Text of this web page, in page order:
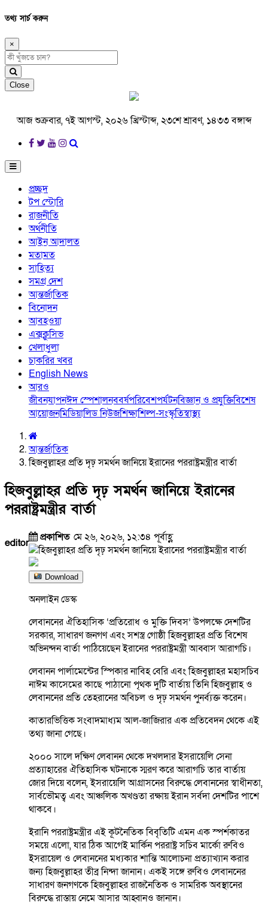
তথ্য সার্চ করুন
×
Close
আজ শুক্রবার, ৭ই আগস্ট, ২০২৬ খ্রিস্টাব্দ, ২৩শে শ্রাবণ, ১৪৩৩ বঙ্গাব্দ
প্রচ্ছদ
টপ স্টোরি
রাজনীতি
অর্থনীতি
আইন আদালত
মতামত
সাহিত্য
সমগ্র দেশ
আন্তর্জাতিক
বিনোদন
আবহওয়া
এক্সক্লুসিভ
খেলাধুলা
চাকরির খবর
English News
আরও
জীবনযাপনঈদ স্পেশালনববর্ষপরিবেশপর্যটনবিজ্ঞান ও প্রযুক্তিবিশেষ
আয়োজনমিডিয়ালিড নিউজশিক্ষাশিল্প-সংস্কৃতিস্বাস্থ্য
আন্তর্জাতিক
হিজবুল্লাহর প্রতি দৃঢ় সমর্থন জানিয়ে ইরানের পররাষ্ট্রমন্ত্রীর বার্তা
হিজবুল্লাহর প্রতি দৃঢ় সমর্থন জানিয়ে ইরানের
পররাষ্ট্রমন্ত্রীর বার্তা
editor প্রকাশিত মে ২৬, ২০২৬, ১২:৩৪ পূর্বাহ্ণ
Download
অনলাইন ডেস্ক
লেবাননের ঐতিহাসিক ‘প্রতিরোধ ও মুক্তি দিবস’ উপলক্ষে দেশটির
সরকার, সাধারণ জনগণ এবং সশস্ত্র গোষ্ঠী হিজবুল্লাহর প্রতি বিশেষ
অভিনন্দন বার্তা পাঠিয়েছেন ইরানের পররাষ্ট্রমন্ত্রী আব্বাস আরাগচি।
লেবানন পার্লামেন্টের স্পিকার নাবিহ বেরি এবং হিজবুল্লাহর মহাসচিব
নাঈম কাসেমের কাছে পাঠানো পৃথক দুটি বার্তায় তিনি হিজবুল্লাহ ও
লেবাননের প্রতি তেহরানের অবিচল ও দৃঢ় সমর্থন পুনর্ব্যক্ত করেন।
কাতারভিত্তিক সংবাদমাধ্যম আল-জাজিরার এক প্রতিবেদন থেকে এই
তথ্য জানা গেছে।
২০০০ সালে দক্ষিণ লেবানন থেকে দখলদার ইসরায়েলি সেনা
প্রত্যাহারের ঐতিহাসিক ঘটনাকে স্মরণ করে আরাগচি তার বার্তায়
জোর দিয়ে বলেন, ইসরায়েলি আগ্রাসনের বিরুদ্ধে লেবাননের স্বাধীনতা,
সার্বভৌমত্ব এবং আঞ্চলিক অখণ্ডতা রক্ষায় ইরান সর্বদা দেশটির পাশে
থাকবে।
ইরানি পররাষ্ট্রমন্ত্রীর এই কূটনৈতিক বিবৃতিটি এমন এক স্পর্শকাতর
সময়ে এলো, যার ঠিক আগেই মার্কিন পররাষ্ট্র সচিব মার্কো রুবিও
ইসরায়েল ও লেবাননের মধ্যকার শান্তি আলোচনা প্রত্যাখ্যান করার
জন্য হিজবুল্লাহর তীব্র নিন্দা জানান। একই সঙ্গে রুবিও লেবাননের
সাধারণ জনগণকে হিজবুল্লাহর রাজনৈতিক ও সামরিক অবস্থানের
বিরুদ্ধে রাস্তায় নেমে আসার আহ্বানও জানান।